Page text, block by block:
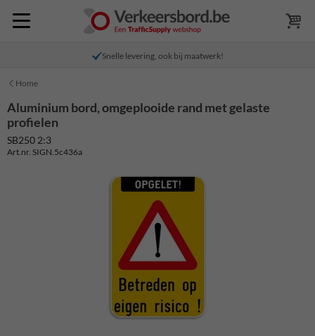
Snelle levering, ook bij maatwerk!
Home
Aluminium bord, omgeplooide rand met gelaste
profielen
SB250 2:3
Art.nr. SIGN.5c436a